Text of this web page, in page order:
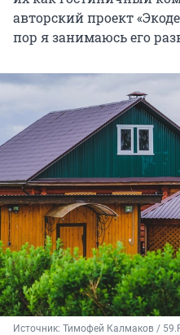
авторский проект
пор я занимаюсь его
Источник: Тимофей Калмаков /